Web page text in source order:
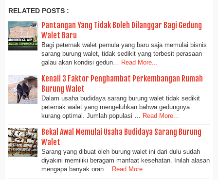
RELATED POSTS :
Pantangan Yang Tidak Boleh Dilanggar Bagi Gedung
Walet Baru
Bagi peternak walet pemula yang baru saja memulai bisnis
sarang burung walet, tidak sedikit yang terbesit perasaan
galau akan kondisi gedun…
Read More...
Kenali 3 Faktor Penghambat Perkembangan Rumah
Burung Walet
Dalam usaha budidaya sarang burung walet tidak sedikit
peternak walet yang mengeluhkan bahwa gedungnya
kurang optimal. Jumlah populasi … Read More...
Bekal Awal Memulai Usaha Budidaya Sarang Burung
Walet
Sarang yang dibuat oleh burung walet ini dari dulu sudah
diyakini memiliki beragam manfaat kesehatan. Inilah alasan
mengapa banyak oran… Read More...